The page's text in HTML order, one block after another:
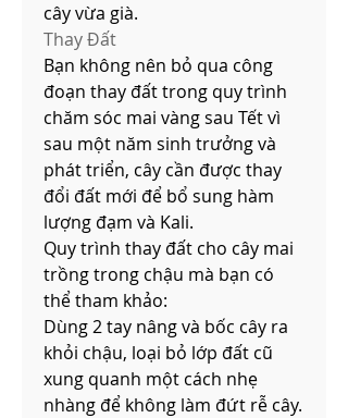
cây vừa già.
Thay Đất
Bạn không nên bỏ qua công
đoạn thay đất trong quy trình
chăm sóc mai vàng sau Tết vì
sau một năm sinh trưởng và
phát triển, cây cần được thay
đổi đất mới để bổ sung hàm
lượng đạm và Kali.
Quy trình thay đất cho cây mai
trồng trong chậu mà bạn có
thể tham khảo:
Dùng 2 tay nâng và bốc cây ra
khỏi chậu, loại bỏ lớp đất cũ
xung quanh một cách nhẹ
nhàng để không làm đứt rễ cây.